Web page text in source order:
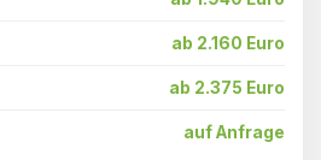
ab 2.160 Euro
ab 2.375 Euro
auf Anfrage